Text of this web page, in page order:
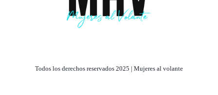
Todos los derechos reservados 2025 | Mujeres al volante